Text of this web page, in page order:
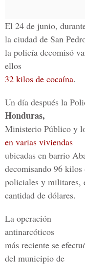
El 24 de junio,
la ciudad de San
la policía decomisó
ellos
32 kilos de cocaína.
Un día después la
Honduras,
Ministerio Público y
en varias viviendas
ubicadas en barrio
decomisando 96
policiales y militares,
cantidad de dólares.
La operación
antinarcóticos
más reciente se
del municipio de